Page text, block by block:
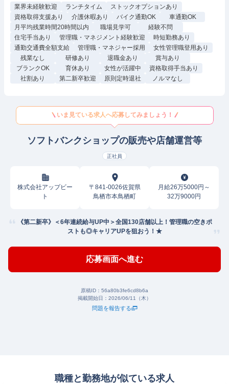
業界未経験歓迎 ランチタイム
ストックオプションあり
資格取得支援あり
介護休暇あり バイク通勤OK
車通勤OK
月平均残業時間20時間以内
職場見学可
経験不問
住宅手当あり
管理職・マネジメント経験歓迎
時短勤務あり
通勤交通費全額支給
管理職・マネジャー採用
女性管理職登用あり
残業なし
研修あり 退職金あり
賞与あり
ブランクOK
育休あり 女性が活躍中
資格取得手当あり
社割あり
第二新卒歓迎 原則定時退社 ノルマなし
いま見ている求人へ応募してみましょう！
ソフトバンクショップの販売や店舗運営等
正社員
株式会社アップビー
ト
〒841-0026佐賀県
鳥栖市本鳥栖町
月給26万5000円～
32万9000円
《第二新卒》＜6年連続給与UP中＞全国130店舗以上！管理職の空きポ
ストも◎キャリアUPを狙おう！★
応募画面へ進む
原稿ID： 56a80b3fe6cd8b6a
掲載開始日： 2026/06/11（木）
問題を報告する
職種と勤務地が似ている求人